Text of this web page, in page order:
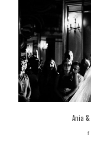
Ania
O MNIE